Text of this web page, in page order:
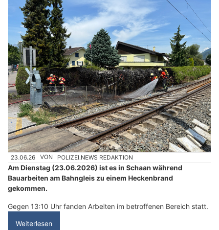
23.06.26 VON POLIZEI.NEWS REDAKTION
Am Dienstag (23.06.2026) ist es in Schaan während
Bauarbeiten am Bahngleis zu einem Heckenbrand
gekommen.
Gegen 13:10 Uhr fanden Arbeiten im betroffenen Bereich statt.
Weiterlesen